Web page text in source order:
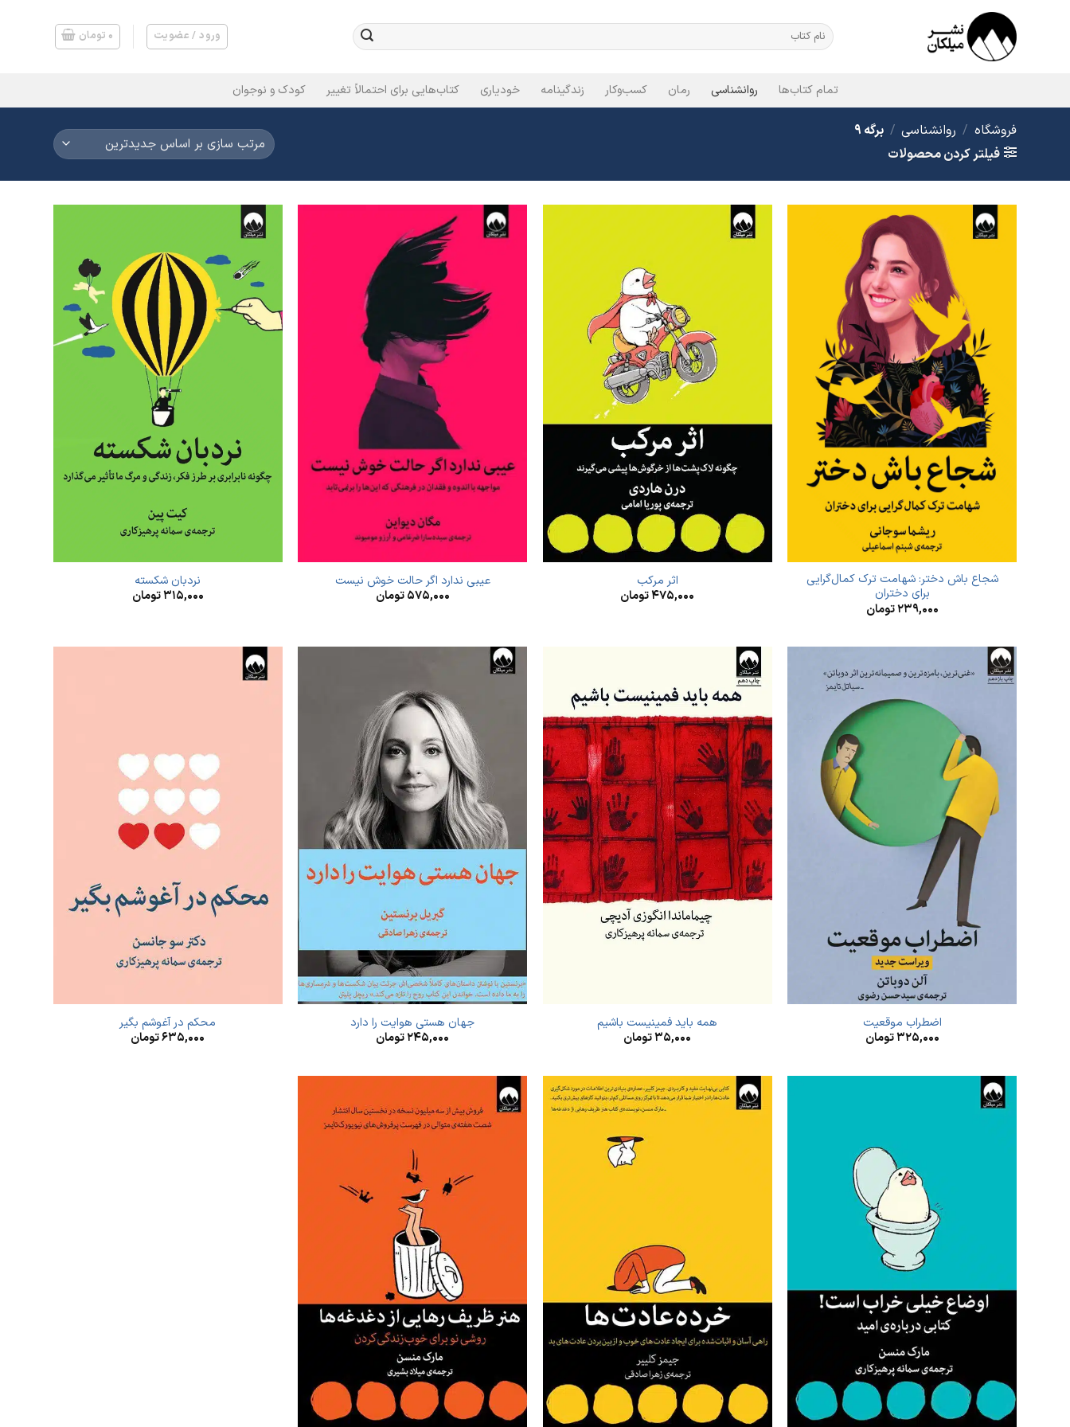
جستجو
برای:
ورود / عضویت ۰ تومان
تمام کتاب‌ها روانشناسی رمان کسب‌وکار زندگینامه خودیاری کتاب‌هایی برای احتمالاً تغییر کودک و نوجوان
فروشگاه / روانشناسی / برگه 9
فیلتر کردن محصولات
شجاع باش دختر: شهامت ترک کمال‌گرایی
برای دختران
۲۳۹,۰۰۰تومان
اثر مرکب
۴۷۵,۰۰۰تومان
عیبی ندارد اگر حالت خوش نیست
۵۷۵,۰۰۰ تومان
نردبان شکسته
۳۱۵,۰۰۰تومان
اضطراب موقعیت
۳۲۵,۰۰۰تومان
همه باید فمینیست باشیم
۳۵,۰۰۰تومان
جهان هستی هوایت را دارد
۲۴۵,۰۰۰تومان
محکم در آغوشم بگیر
۶۳۵,۰۰۰تومان